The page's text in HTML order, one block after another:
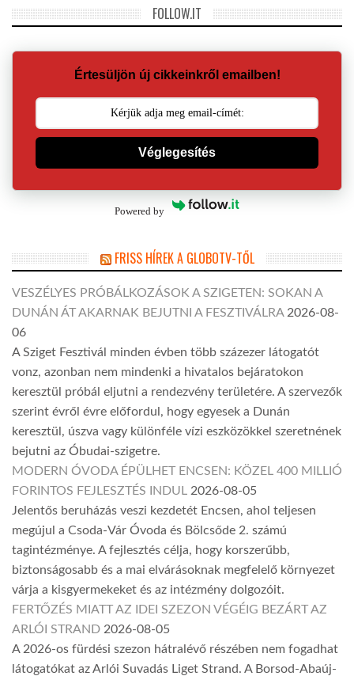
FOLLOW.IT
Értesüljön új cikkeinkről emailben!
Véglegesítés
Powered by
FRISS HÍREK A GLOBOTV-TŐL
VESZÉLYES PRÓBÁLKOZÁSOK A SZIGETEN: SOKAN A
DUNÁN ÁT AKARNAK BEJUTNI A FESZTIVÁLRA 2026-08-
06
A Sziget Fesztivál minden évben több százezer látogatót
vonz, azonban nem mindenki a hivatalos bejáratokon
keresztül próbál eljutni a rendezvény területére. A szervezők
szerint évről évre előfordul, hogy egyesek a Dunán
keresztül, úszva vagy különféle vízi eszközökkel szeretnének
bejutni az Óbudai-szigetre.
MODERN ÓVODA ÉPÜLHET ENCSEN: KÖZEL 400 MILLIÓ
FORINTOS FEJLESZTÉS INDUL 2026-08-05
Jelentős beruházás veszi kezdetét Encsen, ahol teljesen
megújul a Csoda-Vár Óvoda és Bölcsőde 2. számú
tagintézménye. A fejlesztés célja, hogy korszerűbb,
biztonságosabb és a mai elvárásoknak megfelelő környezet
várja a kisgyermekeket és az intézmény dolgozóit.
FERTŐZÉS MIATT AZ IDEI SZEZON VÉGÉIG BEZÁRT AZ
ARLÓI STRAND 2026-08-05
A 2026-os fürdési szezon hátralévő részében nem fogadhat
látogatókat az Arlói Suvadás Liget Strand. A Borsod-Abaúj-